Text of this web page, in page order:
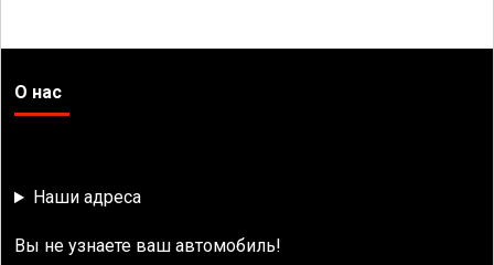
О нас
Наши адреса
Вы не узнаете ваш автомобиль!